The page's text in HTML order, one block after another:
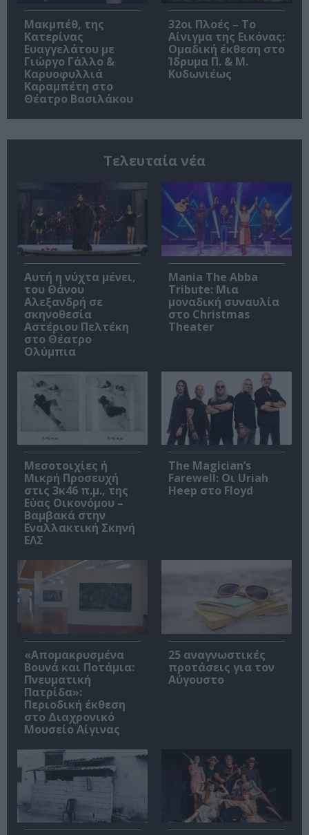
Μακμπέθ, της
Κατερίνας
Ευαγγελάτου με
Γιώργο Γάλλο &
Καρυοφυλλιά
Καραμπέτη στο
Θέατρο Βασιλάκου
32οι Πλοές – Το
Αίνιγμα της Εικόνας:
Ομαδική έκθεση στο
Ίδρυμα Π. & Μ.
Κυδωνιέως
Τελευταία νέα
Αυτή η νύχτα μένει,
του Θάνου
Αλεξανδρή σε
σκηνοθεσία
Αστέριου Πελτέκη
στο Θέατρο
Ολύμπια
Mania The Abba
Tribute: Μια
μοναδική συναυλία
στο Christmas
Theater
Μεσοτοιχίες ή
Μικρή Προσευχή
στις 3κ46 π.μ., της
Εύας Οικονόμου –
Βαμβακά στην
Εναλλακτική Σκηνή
ΕΛΣ
The Magician’s
Farewell: Οι Uriah
Heep στο Floyd
«Απομακρυσμένα
Βουνά και Ποτάμια:
Πνευματική
Πατρίδα»:
Περιοδική έκθεση
στο Διαχρονικό
Μουσείο Αίγινας
25 αναγνωστικές
προτάσεις για τον
Αύγουστο